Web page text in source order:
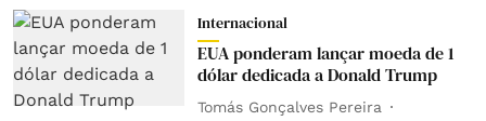
Internacional
EUA ponderam lançar moeda de 1
dólar dedicada a Donald Trump
Tomás Gonçalves Pereira